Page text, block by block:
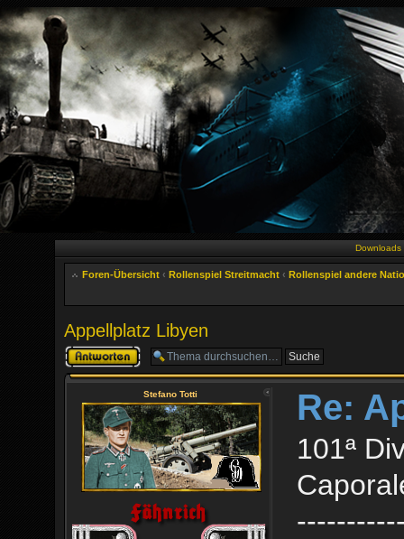
Downloads
Foren-Übersicht ‹ Rollenspiel Streitmacht ‹ Rollenspiel andere
Appellplatz Libyen
Antwort erstellen
Stefano Totti Re:
101ª